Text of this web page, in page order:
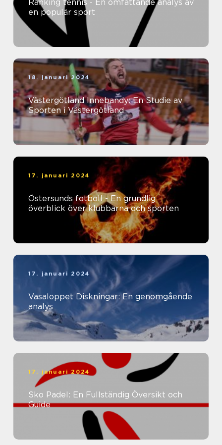
Ranking tennis - En omfattande analys av
en populär sport
18. januari 2024
Västergötland Innebandy: En Studie av
Sporten i Västergötland
17. januari 2024
Östersunds fotboll - En grundlig
överblick över klubbarna och sporten
17. januari 2024
Vasaloppet Diskningar: En genomgående
analys
17. januari 2024
Sko Padel: En Fullständig Översikt och
Guide